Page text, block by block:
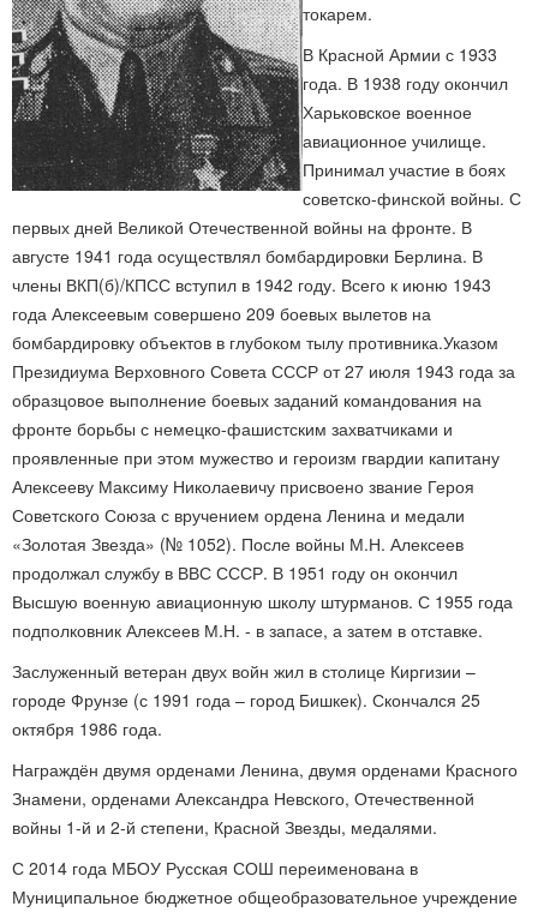
токарем.
В Красной Армии с 1933
года. В 1938 году окончил
Харьковское военное
авиационное училище.
Принимал участие в боях
советско-финской войны. С
первых дней Великой Отечественной войны на фронте. В
августе 1941 года осуществлял бомбардировки Берлина. В
члены ВКП(б)/КПСС вступил в 1942 году. Всего к июню 1943
года Алексеевым совершено 209 боевых вылетов на
бомбардировку объектов в глубоком тылу противника.Указом
Президиума Верховного Совета СССР от 27 июля 1943 года за
образцовое выполнение боевых заданий командования на
фронте борьбы с немецко-фашистским захватчиками и
проявленные при этом мужество и героизм гвардии капитану
Алексееву Максиму Николаевичу присвоено звание Героя
Советского Союза с вручением ордена Ленина и медали
«Золотая Звезда» (№ 1052). После войны М.Н. Алексеев
продолжал службу в ВВС СССР. В 1951 году он окончил
Высшую военную авиационную школу штурманов. С 1955 года
подполковник Алексеев М.Н. - в запасе, а затем в отставке.
Заслуженный ветеран двух войн жил в столице Киргизии –
городе Фрунзе (с 1991 года – город Бишкек). Скончался 25
октября 1986 года.
Награждён двумя орденами Ленина, двумя орденами Красного
Знамени, орденами Александра Невского, Отечественной
войны 1-й и 2-й степени, Красной Звезды, медалями.
С 2014 года МБОУ Русская СОШ переименована в
Муниципальное бюджетное общеобразовательное учреждение